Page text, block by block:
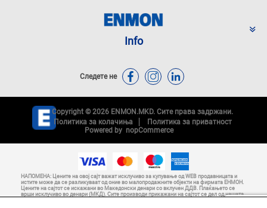
Info
Следете не
Copyright © 2026 ENMON.MKD. Сите права задржани.
Политика за колачиња
Политика за приватност
Powered by nopCommerce
НАПОМЕНА: Цените на овој сајт важат исклучиво за купување од WEB продавницата и
истите може да се разликуваат од оние во малопродажните објекти на фирмата ЕНМОН.
Цените на сајтот се искажани во Македонски денари со вклучен ДДВ. Плаќањето се
врши исклучиво во денари (МКД). Сите производи прикажани на сајтот се дел од нашата